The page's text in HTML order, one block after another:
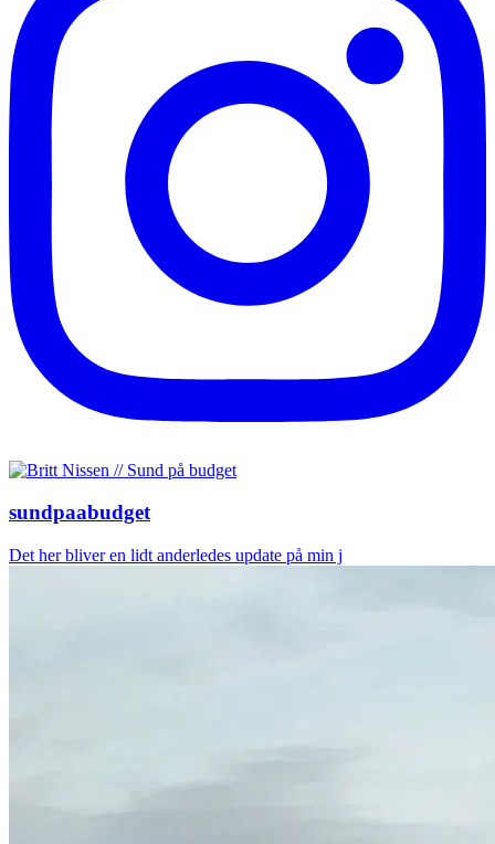
sundpaabudget
Det her bliver en lidt anderledes update på min j